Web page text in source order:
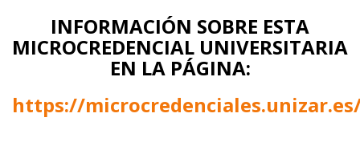
INFORMACIÓN SOBRE ESTA
MICROCREDENCIAL UNIVERSITARIA
EN LA PÁGINA:
https://